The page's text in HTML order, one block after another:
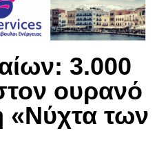
3.000
ουρανό
«Νύχτα των